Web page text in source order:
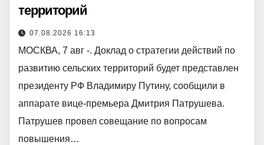
территорий
07.08.2026 16:13
МОСКВА, 7 авг -. Доклад о стратегии действий по
развитию сельских территорий будет представлен
президенту РФ Владимиру Путину, сообщили в
аппарате вице-премьера Дмитрия Патрушева.
Патрушев провел совещание по вопросам
повышения…